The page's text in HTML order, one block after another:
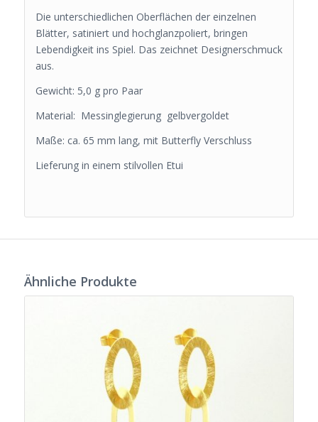
Die unterschiedlichen Oberflächen der einzelnen
Blätter, satiniert und hochglanzpoliert, bringen
Lebendigkeit ins Spiel. Das zeichnet Designerschmuck
aus.
Gewicht: 5,0 g pro Paar
Material: Messinglegierung gelbvergoldet
Maße: ca. 65 mm lang, mit Butterfly Verschluss
Lieferung in einem stilvollen Etui
Ähnliche Produkte